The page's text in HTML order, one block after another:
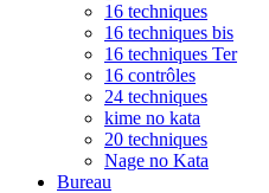
16 techniques
16 techniques bis
16 techniques Ter
16 contrôles
24 techniques
kime no kata
20 techniques
Nage no Kata
Bureau